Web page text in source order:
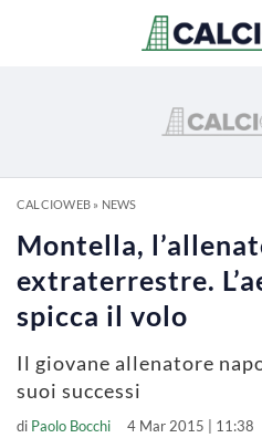
CALCIOWEB» NEWS
Montella,
extraterrestre.
spicca il volo
Il giovane allenatore
suoi successi
di Paolo Bocchi 4 Mar 2015 | 11:38